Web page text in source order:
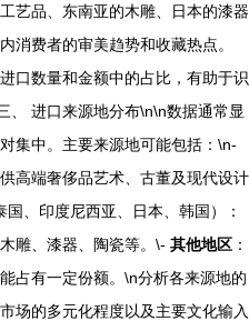
艺品、东南亚的木雕、日本的漆器
消费者的审美趋势和收藏热点。
口数量和金额中的占比，有助于识
、 进口来源地分布\n\n数据通常显
集中。主要来源地可能包括：\n-
高端奢侈品艺术、古董及现代设计
国、印度尼西亚、日本、韩国）：
雕、漆器、陶瓷等。\- 其他地区 ：
占有一定份额。\n分析各来源地的
场的多元化程度以及主要文化输入